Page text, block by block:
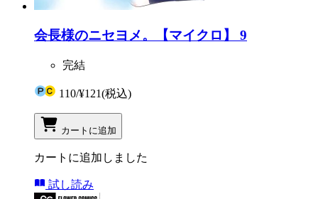
会長様のニセヨメ。【マイクロ】 9
完結
110/¥121(税込)
カートに追加
カートに追加しました
試し読み